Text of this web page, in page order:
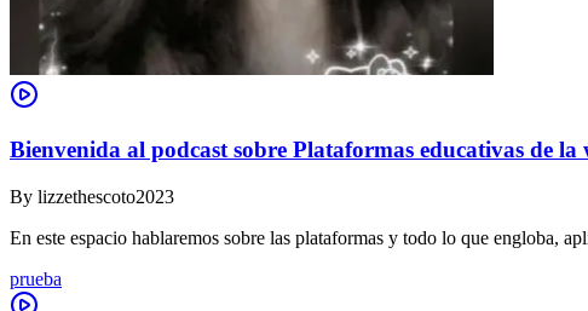
Bienvenida al podcast sobre Plataformas educativas de la
By lizzethescoto2023
En este espacio hablaremos sobre las plataformas y todo lo que engloba,
prueba